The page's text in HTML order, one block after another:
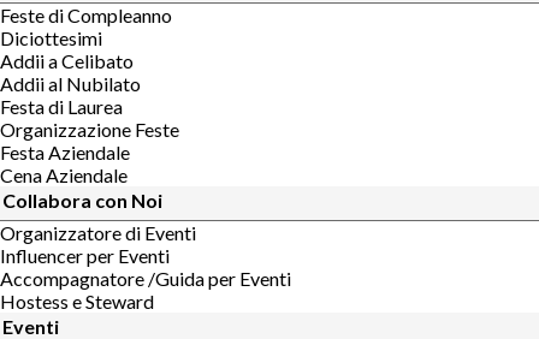
Feste di Compleanno
Diciottesimi
Addii a Celibato
Addii al Nubilato
Festa di Laurea
Organizzazione Feste
Festa Aziendale
Cena Aziendale
Collabora con Noi
Organizzatore di Eventi
Influencer per Eventi
Accompagnatore /Guida per Eventi
Hostess e Steward
Eventi